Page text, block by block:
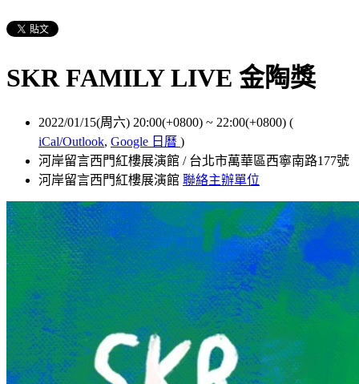
SKR FAMILY LIVE 金陶獎
2022/01/15(周六) 20:00(+0800) ~ 22:00(+0800) (
iCal/Outlook, Google 日曆 )
河岸留言西門紅樓展演館 / 台北市萬華區西寧南路177號
河岸留言西門紅樓展演館 聯絡主辦單位